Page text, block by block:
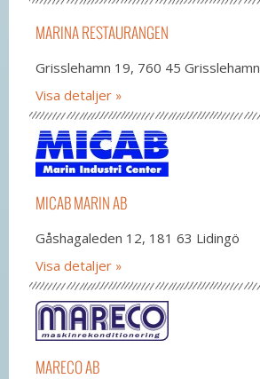
MARINA RESTAURANGEN
Grisslehamn 19, 760 45 Grisslehamn
Visa detaljer
MICAB MARIN AB
Gåshagaleden 12, 181 63 Lidingö
Visa detaljer
MARECO AB